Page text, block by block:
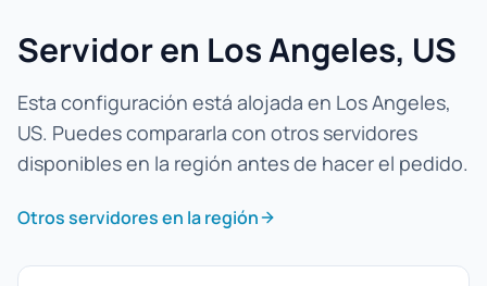
Servidor en Los Angeles, US
Esta configuración está alojada en Los Angeles,
US. Puedes compararla con otros servidores
disponibles en la región antes de hacer el pedido.
Otros servidores en la región